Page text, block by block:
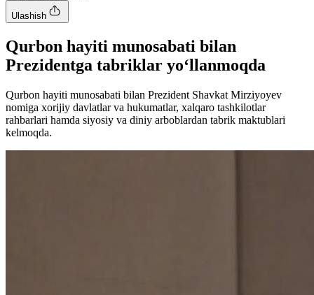
Ulashish
Qurbon hayiti munosabati bilan
Prezidentga tabriklar yo‘llanmoqda
Qurbon hayiti munosabati bilan Prezident Shavkat Mirziyoyev
nomiga xorijiy davlatlar va hukumatlar, xalqaro tashkilotlar
rahbarlari hamda siyosiy va diniy arboblardan tabrik maktublari
kelmoqda.